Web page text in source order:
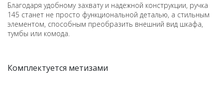
Благодаря удобному захвату и надежной конструкции, ручка
145 станет не просто функциональной деталью, а стильным
элементом, способным преобразить внешний вид шкафа,
тумбы или комода.
Комплектуется метизами